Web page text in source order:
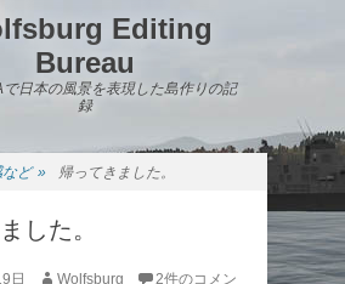
Editing
Bureau
で日本の風景を表現した島作りの記
録
ど » 帰ってきました。
した。
日
投 Wolfsburg
2件のコメン